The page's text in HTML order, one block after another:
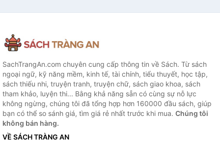
SachTrangAn.com chuyên cung cấp thông tin về Sách. Từ sách
ngoại ngữ, kỹ năng mềm, kinh tế, tài chính, tiểu thuyết, học tập,
sách thiếu nhi, truyện tranh, truyện chữ, sách giao khoa, sách
tham khảo, luyện thi... Bằng khả năng sẵn có cùng sự nỗ lực
không ngừng, chúng tôi đã tổng hợp hơn 160000 đầu sách, giúp
bạn có thể so sánh giá, tìm giá rẻ nhất trước khi mua. Chúng tôi
không bán hàng.
VỀ SÁCH TRÀNG AN